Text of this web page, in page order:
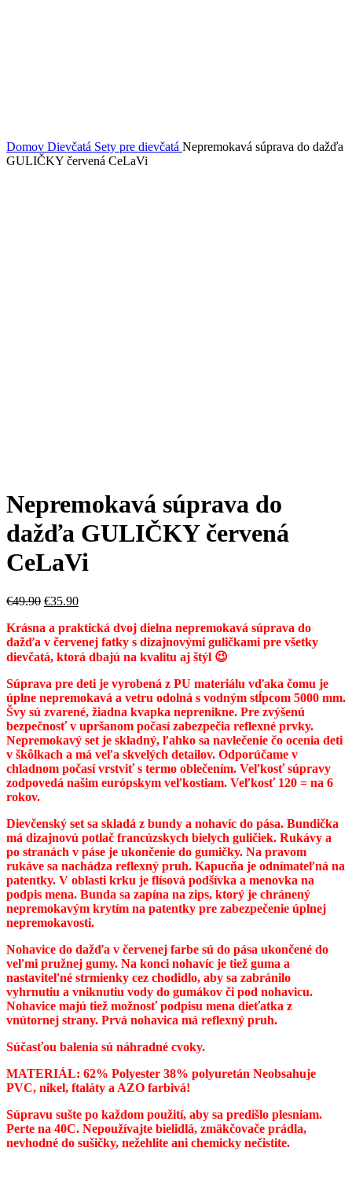
Domov Dievčatá Sety pre dievčatá Nepremokavá súprava do dažďa
GULIČKY červená CeLaVi
Nepremokavá súprava do
dažďa GULIČKY červená
CeLaVi
€49.90 €35.90
Krásna a praktická dvoj dielna nepremokavá súprava do
dažďa v červenej fatky s dizajnovými guličkami pre všetky
dievčatá, ktorá dbajú na kvalitu aj štýl 😉
Súprava pre deti je vyrobená z PU materiálu vďaka čomu je
úplne nepremokavá a vetru odolná s vodným stĺpcom 5000 mm.
Švy sú zvarené, žiadna kvapka neprenikne. Pre zvýšenú
bezpečnosť v upršanom počasí zabezpečia reflexné prvky.
Nepremokavý set je skladný, ľahko sa navlečenie čo ocenia deti
v škôlkach a má veľa skvelých detailov. Odporúčame v
chladnom počasí vrstviť s termo oblečením. Veľkosť súpravy
zodpovedá našim európskym veľkostiam. Veľkosť 120 = na 6
rokov.
Dievčenský set sa skladá z bundy a nohavíc do pása. Bundička
má dizajnovú potlač francúzskych bielych guličiek. Rukávy a
po stranách v páse je ukončenie do gumičky. Na pravom
rukáve sa nachádza reflexný pruh. Kapucňa je odnímateľná na
patentky. V oblasti krku je flísová podšívka a menovka na
podpis mena. Bunda sa zapína na zips, ktorý je chránený
nepremokavým krytím na patentky pre zabezpečenie úplnej
nepremokavosti.
Nohavice do dažďa v červenej farbe sú do pása ukončené do
veľmi pružnej gumy. Na konci nohavíc je tiež guma a
nastaviteľné strmienky cez chodidlo, aby sa zabránilo
vyhrnutiu a vniknutiu vody do gumákov či pod nohavicu.
Nohavice majú tiež možnosť podpisu mena dieťatka z
vnútornej strany. Prvá nohavica má reflexný pruh.
Súčasťou balenia sú náhradné cvoky.
MATERIÁL: 62% Polyester 38% polyuretán Neobsahuje
PVC, nikel, ftaláty a AZO farbivá!
Súpravu sušte po každom použití, aby sa predišlo plesniam.
Perte na 40C. Nepoužívajte bielidlá, zmäkčovače prádla,
nevhodné do sušičky, nežehlite ani chemicky nečistite.